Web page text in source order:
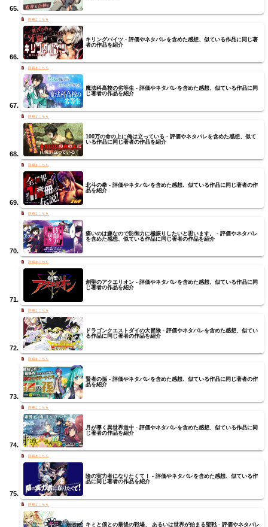
キリングバイツ - 評価やネタバレを含めた感想、似ている作品に同じ著
者の作品を紹介
魔法科高校の劣等生 - 評価やネタバレを含めた感想、似ている作品に同
じ著者の作品を紹介
100万の命の上に俺は立っている - 評価やネタバレを含めた感想、似て
いる作品に同じ著者の作品を紹介
北斗の拳 - 評価やネタバレを含めた感想、似ている作品に同じ著者の作
品を紹介
痛いのは嫌なので防御力に極振りしたいと思います。 - 評価やネタバレ
を含めた感想、似ている作品に同じ著者の作品を紹介
創聖のアクエリオン - 評価やネタバレを含めた感想、似ている作品に同
じ著者の作品を紹介
ドラゴンクエストダイの大冒険 - 評価やネタバレを含めた感想、似てい
る作品に同じ著者の作品を紹介
賢者の孫 - 評価やネタバレを含めた感想、似ている作品に同じ著者の作
品を紹介
月が導く異世界道中 - 評価やネタバレを含めた感想、似ている作品に同
じ著者の作品を紹介
陰の実力者になりたくて！ - 評価やネタバレを含めた感想、似ている作
品に同じ著者の作品を紹介
キミと僕との最後の戦場、 あるいは世界が始まる聖戦 - 評価やネタバレ